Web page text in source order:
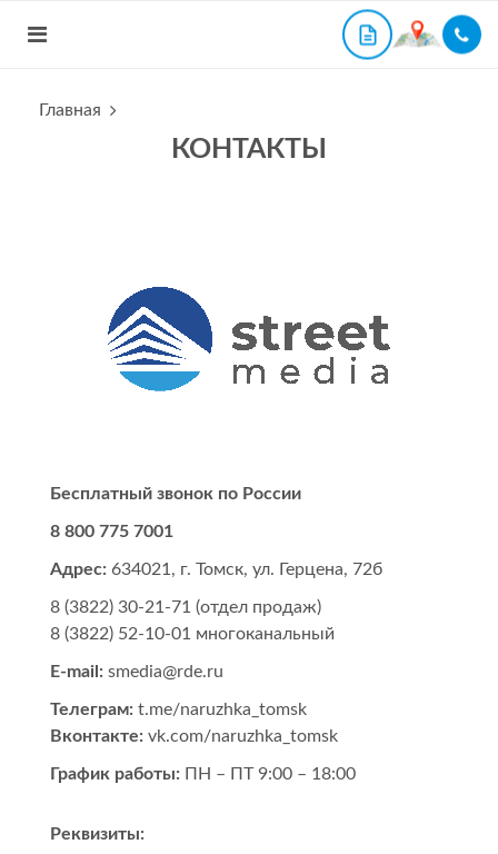
Главная
КОНТАКТЫ
Бесплатный звонок по России
8 800 775 7001
Адрес: 634021, г. Томск, ул. Герцена, 72б
8 (3822) 30-21-71 (отдел продаж)
8 (3822) 52-10-01 многоканальный
E-mail: smedia@rde.ru
Телеграм: t.me/naruzhka_tomsk
Вконтакте: vk.com/naruzhka_tomsk
График работы: ПН – ПТ 9:00 – 18:00
Реквизиты: